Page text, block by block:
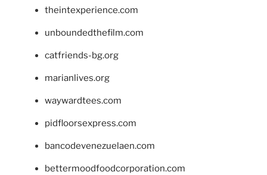
theintexperience.com
unboundedthefilm.com
catfriends-bg.org
marianlives.org
waywardtees.com
pidfloorsexpress.com
bancodevenezuelaen.com
bettermoodfoodcorporation.com